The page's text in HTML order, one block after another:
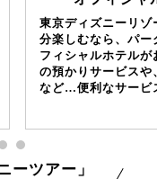
東京ディズニーリ
分楽しむなら、パー
フィシャルホテルが
の預かりサービスや
など…便利なサービ
ーツアー」